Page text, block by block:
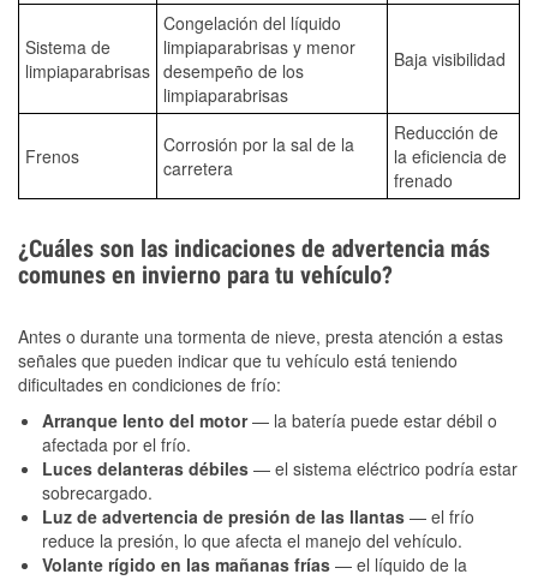
Sistema de
limpiaparabrisas
Congelación del líquido
limpiaparabrisas y menor
desempeño de los
limpiaparabrisas
Baja visibilidad
Frenos
Corrosión por la sal de la
carretera
Reducción de
la eficiencia de
frenado
¿Cuáles son las indicaciones de advertencia más
comunes en invierno para tu vehículo?
Antes o durante una tormenta de nieve, presta atención a estas
señales que pueden indicar que tu vehículo está teniendo
dificultades en condiciones de frío:
Arranque lento del motor— la batería puede estar débil o
afectada por el frío.
Luces delanteras débiles — el sistema eléctrico podría estar
sobrecargado.
Luz de advertencia de presión de las llantas — el frío
reduce la presión, lo que afecta el manejo del vehículo.
Volante rígido en las mañanas frías — el líquido de la